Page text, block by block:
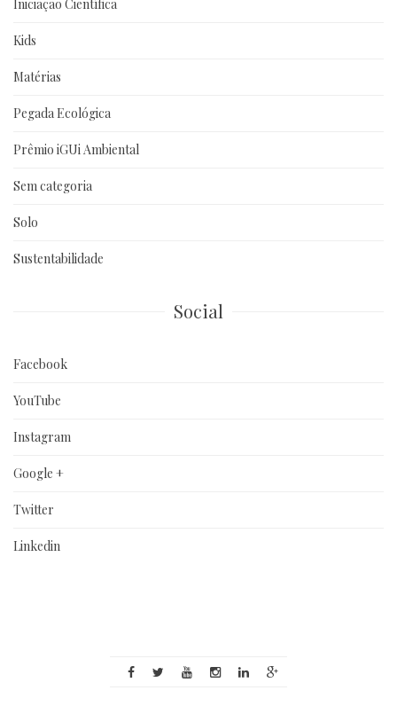
Iniciação Científica
Kids
Matérias
Pegada Ecológica
Prêmio iGUi Ambiental
Sem categoria
Solo
Sustentabilidade
Social
Facebook
YouTube
Instagram
Google +
Twitter
Linkedin